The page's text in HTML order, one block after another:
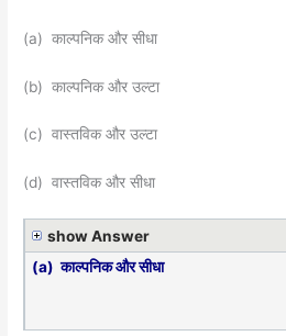
(a) काल्पनिक और सीधा
(b) काल्पनिक और उल्टा
(c) वास्तविक और उल्टा
(d) वास्तविक और सीधा
show Answer
(a) काल्पनिक और सीधा